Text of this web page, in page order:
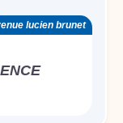
lucien brunet